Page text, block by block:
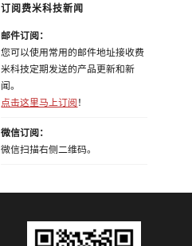
订阅费米科技新闻
邮件订阅：
您可以使用常用的邮件地址接收费
米科技定期发送的产品更新和新
闻。
点击这里马上订阅 ！
微信订阅：
微信扫描右侧二维码。